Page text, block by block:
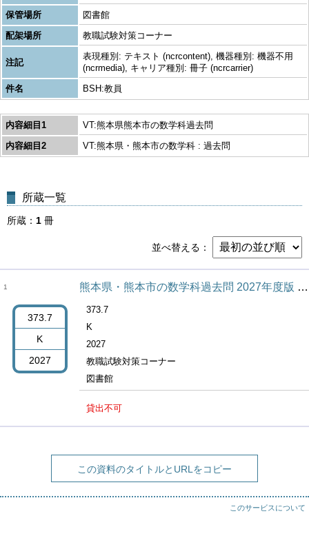
保管場所
図書館
配架場所
教職試験対策コーナー
注記
表現種別: テキスト (ncrcontent), 機器種別: 機器不用
(ncrmedia), キャリア種別: 冊子 (ncrcarrier)
件名
BSH:教員
内容細目1
VT:熊本県熊本市の数学科過去問
内容細目2
VT:熊本県・熊本市の数学科 : 過去問
所蔵一覧
所蔵 1 冊
並べ替える
1
373.7
K
2027
熊本県・熊本市の数学科過去問 2027年度版 熊本県の教員採用試験過去問シリーズ
373.7
K
2027
教職試験対策コーナー
図書館
貸出不可
この資料のタイトルとURLをコピー
このサービスについて